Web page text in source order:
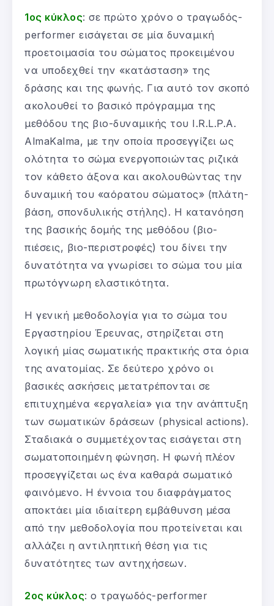
1ος κύκλος: σε πρώτο χρόνο ο τραγωδός-
performer εισάγεται σε μία δυναμική
προετοιμασία του σώματος προκειμένου
να υποδεχθεί την «κατάσταση» της
δράσης και της φωνής. Για αυτό τον σκοπό
ακολουθεί το βασικό πρόγραμμα της
μεθόδου της βιο-δυναμικής του I.R.L.P.A.
ΑlmaKalma, με την οποία προσεγγίζει ως
ολότητα το σώμα ενεργοποιώντας ριζικά
τον κάθετο άξονα και ακολουθώντας την
δυναμική του «αόρατου σώματος» (πλάτη-
βάση, σπονδυλικής στήλης). Η κατανόηση
της βασικής δομής της μεθόδου (βιο-
πιέσεις, βιο-περιστροφές) του δίνει την
δυνατότητα να γνωρίσει το σώμα του μία
πρωτόγνωρη ελαστικότητα.
Η γενική μεθοδολογία για το σώμα του
Εργαστηρίου Έρευνας, στηρίζεται στη
λογική μίας σωματικής πρακτικής στα όρια
της ανατομίας. Σε δεύτερο χρόνο οι
βασικές ασκήσεις μετατρέπονται σε
επιτυχημένα «εργαλεία» για την ανάπτυξη
των σωματικών δράσεων (physical actions).
Σταδιακά ο συμμετέχοντας εισάγεται στη
σωματοποιημένη φώνηση. Η φωνή πλέον
προσεγγίζεται ως ένα καθαρά σωματικό
φαινόμενο. Η έννοια του διαφράγματος
αποκτάει μία ιδιαίτερη εμβάθυνση μέσα
από την μεθοδολογία που προτείνεται και
αλλάζει η αντιληπτική θέση για τις
δυνατότητες των αντηχήσεων.
2ος κύκλος: ο τραγωδός-performer